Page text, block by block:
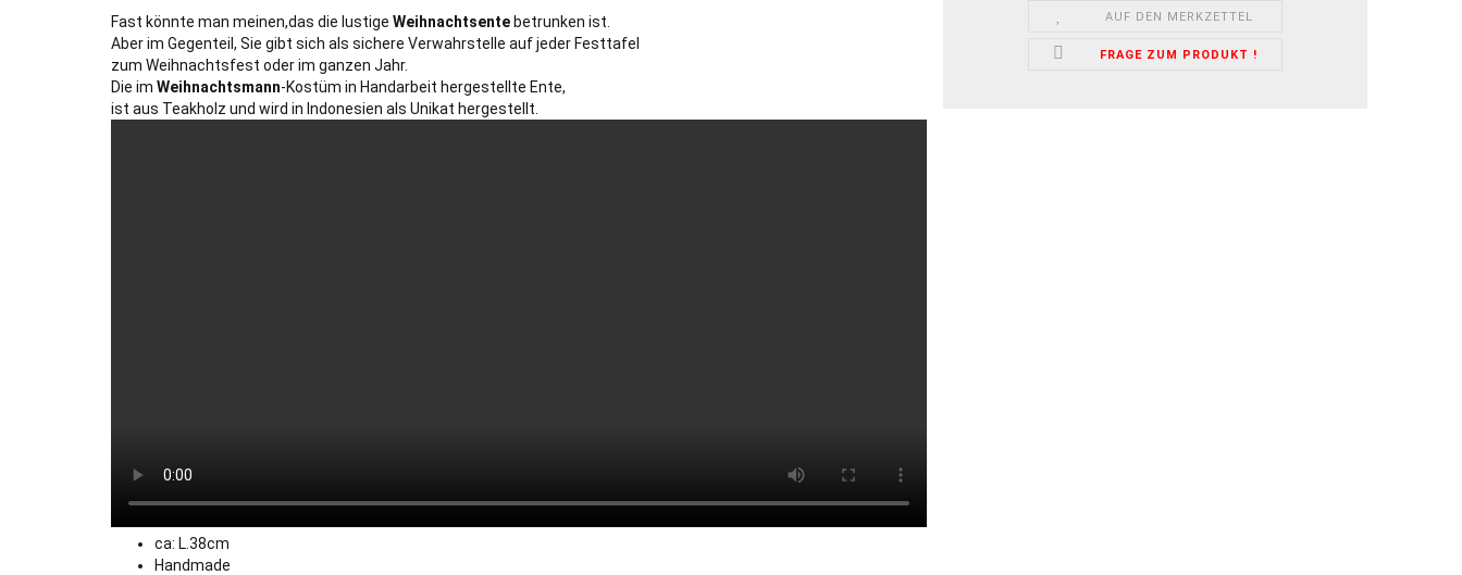
AUF DEN MERKZETTEL
FRAGE ZUM PRODUKT !
Fast könnte man meinen,das die lustige Weihnachtsente betrunken ist.
Aber im Gegenteil, Sie gibt sich als sichere Verwahrstelle auf jeder Festtafel
zum Weihnachtsfest oder im ganzen Jahr.
Die im Weihnachtsmann-Kostüm in Handarbeit hergestellte Ente,
ist aus Teakholz und wird in Indonesien als Unikat hergestellt.
ca: L.38cm
Handmade